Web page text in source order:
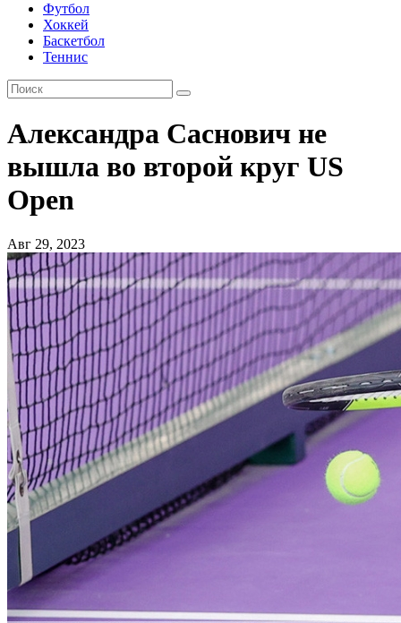
Футбол
Хоккей
Баскетбол
Теннис
Александра Саснович не
вышла во второй круг US
Open
Авг 29, 2023